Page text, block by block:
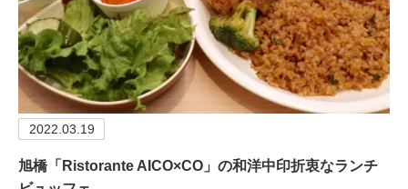
2022.03.19
旭橋「Ristorante AICO×CO」の和洋中印折衷なランチ